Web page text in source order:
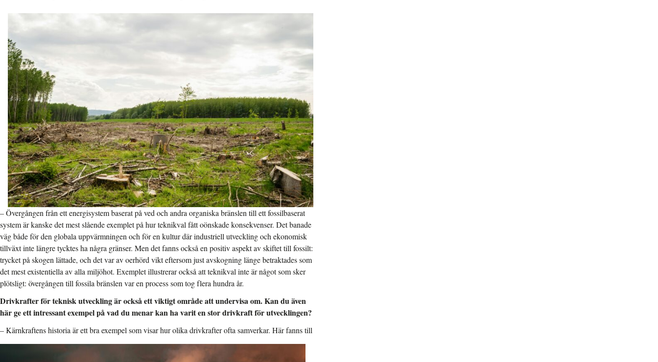
– Övergången från ett energisystem baserat på ved och andra organiska bränslen till ett fossilbaserat
system är kanske det mest slående exemplet på hur teknikval fått oönskade konsekvenser. Det banade
väg både för den globala uppvärmningen och för en kultur där industriell utveckling och ekonomisk
tillväxt inte längre tycktes ha några gränser. Men det fanns också en positiv aspekt av skiftet till fossilt:
trycket på skogen lättade, och det var av oerhörd vikt eftersom just avskogning länge betraktades som
det mest existentiella av alla miljöhot. Exemplet illustrerar också att teknikval inte är något som sker
plötsligt: övergången till fossila bränslen var en process som tog flera hundra år.
Drivkrafter för teknisk utveckling är också ett viktigt område att undervisa om. Kan du även
här ge ett intressant exempel på vad du menar kan ha varit en stor drivkraft för utvecklingen?
– Kärnkraftens historia är ett bra exempel som visar hur olika drivkrafter ofta samverkar. Här fanns till